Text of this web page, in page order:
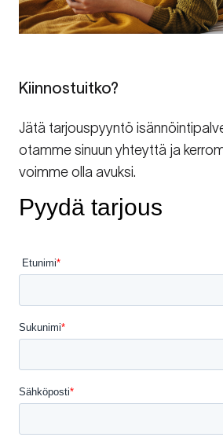
Kiinnostuitko?
Jätä tarjouspyyntö
otamme sinuun yhteyttä ja
voimme olla avuksi.